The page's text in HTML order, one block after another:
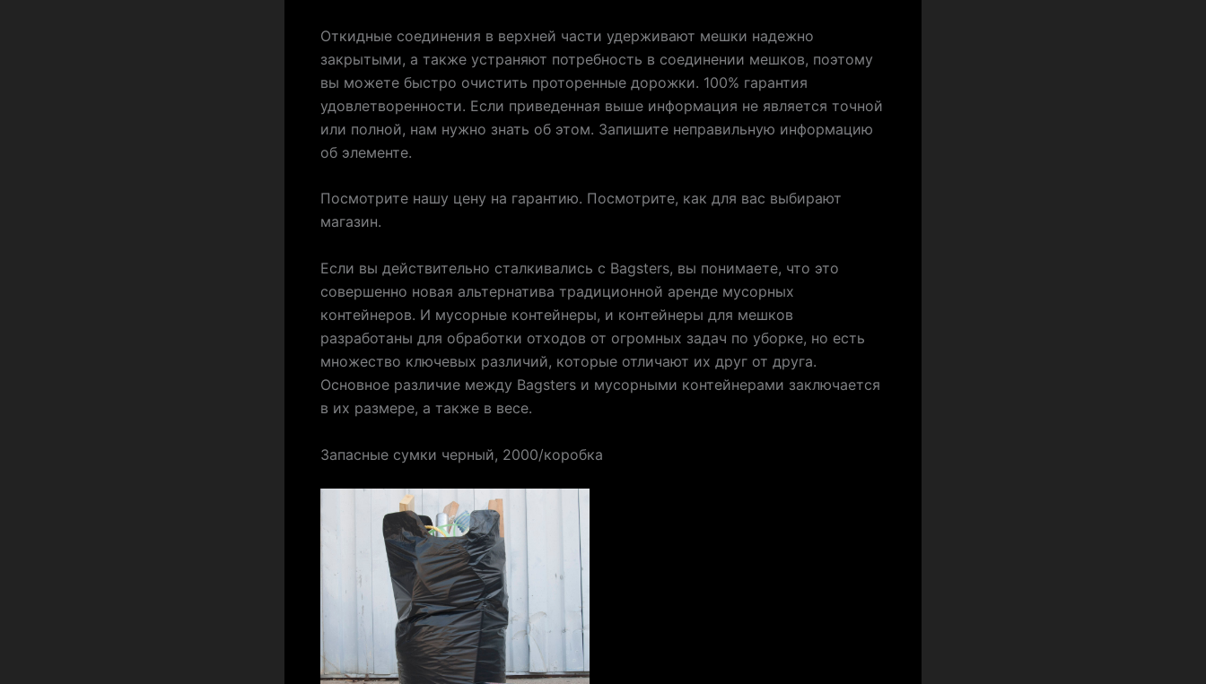
Откидные соединения в верхней части удерживают мешки надежно
закрытыми, а также устраняют потребность в соединении мешков, поэтому
вы можете быстро очистить проторенные дорожки. 100% гарантия
удовлетворенности. Если приведенная выше информация не является точной
или полной, нам нужно знать об этом. Запишите неправильную информацию
об элементе.
Посмотрите нашу цену на гарантию. Посмотрите, как для вас выбирают
магазин.
Если вы действительно сталкивались с Bagsters, вы понимаете, что это
совершенно новая альтернатива традиционной аренде мусорных
контейнеров. И мусорные контейнеры, и контейнеры для мешков
разработаны для обработки отходов от огромных задач по уборке, но есть
множество ключевых различий, которые отличают их друг от друга.
Основное различие между Bagsters и мусорными контейнерами заключается
в их размере, а также в весе.
Запасные сумки черный, 2000/коробка